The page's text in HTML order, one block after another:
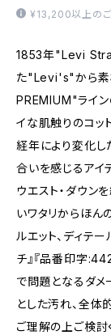
¥13,200以上のご
1853年"Levi
た"Levi's"から素
PREMIUM"ライン
イな肌触りのコ
経年により変化し
合いを感じるアイ
ウエスト・ダウン
いワタリからほん
ルエット、ディテ
チ』『品番印字
で問題となるダメ
とした汚れ、全体
ご理解の上ご検討